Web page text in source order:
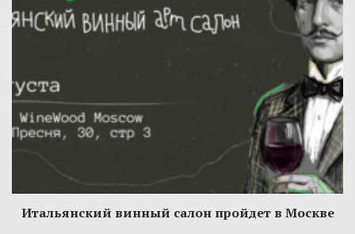
Итальянский винный салон пройдет в Москве